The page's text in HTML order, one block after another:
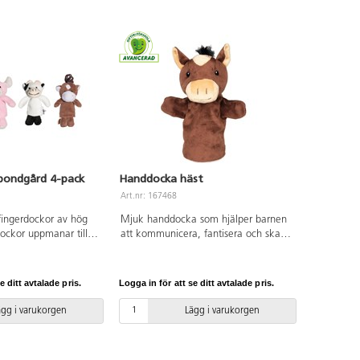
4-pack
av hög
uppmanar till
skapa en mer
häst. Mått: 9 cm.
fleecematerial.
ditt avtalade pris.
i varukorgen
Handdocka häst
Art.nr: 167468
Mjuk handdocka som hjälper barnen
att kommunicera, fantisera och skapa
Logga in för att se ditt avtalade pris.
Lägg i varukorgen